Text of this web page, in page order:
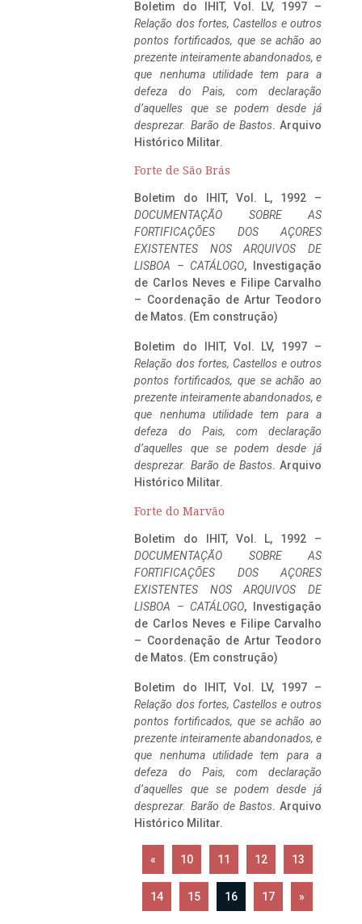
Boletim do IHIT, Vol. LV, 1997 –
Relação dos fortes, Castellos e outros
pontos fortificados, que se achão ao
prezente inteiramente abandonados, e
que nenhuma utilidade tem para a
defeza do Pais, com declaração
d’aquelles que se podem desde já
desprezar. Barão de Bastos. Arquivo
Histórico Militar.
Forte de São Brás
Boletim do IHIT, Vol. L, 1992 –
DOCUMENTAÇÃO SOBRE AS
FORTIFICAÇÕES DOS AÇORES
EXISTENTES NOS ARQUIVOS DE
LISBOA – CATÁLOGO, Investigação
de Carlos Neves e Filipe Carvalho
– Coordenação de Artur Teodoro
de Matos. (Em construção)
Boletim do IHIT, Vol. LV, 1997 –
Relação dos fortes, Castellos e outros
pontos fortificados, que se achão ao
prezente inteiramente abandonados, e
que nenhuma utilidade tem para a
defeza do Pais, com declaração
d’aquelles que se podem desde já
desprezar. Barão de Bastos. Arquivo
Histórico Militar.
Forte do Marvão
Boletim do IHIT, Vol. L, 1992 –
DOCUMENTAÇÃO SOBRE AS
FORTIFICAÇÕES DOS AÇORES
EXISTENTES NOS ARQUIVOS DE
LISBOA – CATÁLOGO, Investigação
de Carlos Neves e Filipe Carvalho
– Coordenação de Artur Teodoro
de Matos. (Em construção)
Boletim do IHIT, Vol. LV, 1997 –
Relação dos fortes, Castellos e outros
pontos fortificados, que se achão ao
prezente inteiramente abandonados, e
que nenhuma utilidade tem para a
defeza do Pais, com declaração
d’aquelles que se podem desde já
desprezar. Barão de Bastos. Arquivo
Histórico Militar.
« 10 11 12 13
14 15 16 17 »